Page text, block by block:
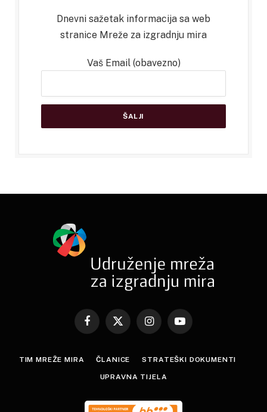
Dnevni sažetak informacija sa web
stranice Mreže za izgradnju mira
Vaš Email (obavezno)
Facebook
X
InstagramYouTube
TIM MREŽE MIRA ČLANICE STRATEŠKI DOKUMENTI
UPRAVNA TIJELA